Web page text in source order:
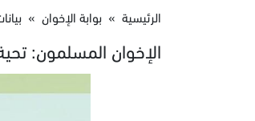
الرئيسية » بوابة الإخوان »
الإخوان المسلمون: